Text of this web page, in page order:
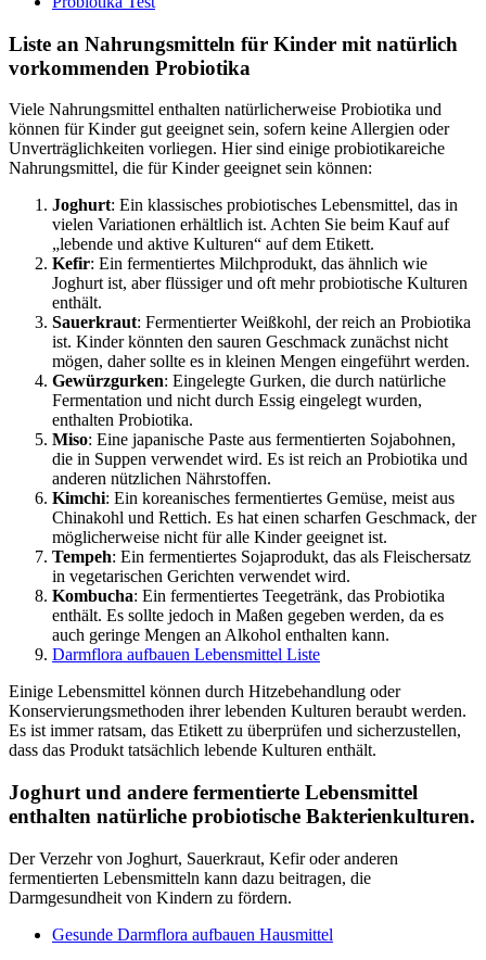
Liste an Nahrungsmitteln für Kinder mit natürlich
vorkommenden Probiotika
Viele Nahrungsmittel enthalten natürlicherweise Probiotika und
können für Kinder gut geeignet sein, sofern keine Allergien oder
Unverträglichkeiten vorliegen. Hier sind einige probiotikareiche
Nahrungsmittel, die für Kinder geeignet sein können:
Joghurt: Ein klassisches probiotisches Lebensmittel, das in
vielen Variationen erhältlich ist. Achten Sie beim Kauf auf
„lebende und aktive Kulturen“ auf dem Etikett.
Kefir: Ein fermentiertes Milchprodukt, das ähnlich wie
Joghurt ist, aber flüssiger und oft mehr probiotische Kulturen
enthält.
Sauerkraut: Fermentierter Weißkohl, der reich an Probiotika
ist. Kinder könnten den sauren Geschmack zunächst nicht
mögen, daher sollte es in kleinen Mengen eingeführt werden.
Gewürzgurken: Eingelegte Gurken, die durch natürliche
Fermentation und nicht durch Essig eingelegt wurden,
enthalten Probiotika.
Miso: Eine japanische Paste aus fermentierten Sojabohnen,
die in Suppen verwendet wird. Es ist reich an Probiotika und
anderen nützlichen Nährstoffen.
Kimchi: Ein koreanisches fermentiertes Gemüse, meist aus
Chinakohl und Rettich. Es hat einen scharfen Geschmack, der
möglicherweise nicht für alle Kinder geeignet ist.
Tempeh: Ein fermentiertes Sojaprodukt, das als Fleischersatz
in vegetarischen Gerichten verwendet wird.
Kombucha: Ein fermentiertes Teegetränk, das Probiotika
enthält. Es sollte jedoch in Maßen gegeben werden, da es
auch geringe Mengen an Alkohol enthalten kann.
Darmflora aufbauen Lebensmittel Liste
Einige Lebensmittel können durch Hitzebehandlung oder
Konservierungsmethoden ihrer lebenden Kulturen beraubt werden.
Es ist immer ratsam, das Etikett zu überprüfen und sicherzustellen,
dass das Produkt tatsächlich lebende Kulturen enthält.
Joghurt und andere fermentierte Lebensmittel
enthalten natürliche probiotische Bakterienkulturen.
Der Verzehr von Joghurt, Sauerkraut, Kefir oder anderen
fermentierten Lebensmitteln kann dazu beitragen, die
Darmgesundheit von Kindern zu fördern.
Gesunde Darmflora aufbauen Hausmittel